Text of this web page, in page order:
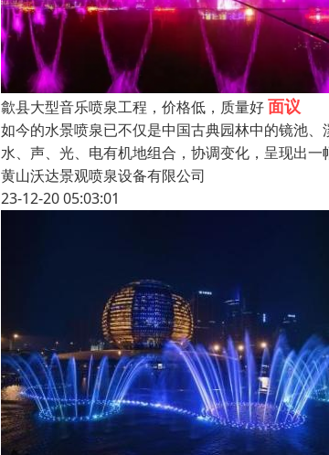
歙县大型音乐喷泉工程，价格低，质量好面议
如今的水景喷泉已不仅是中国古典园林中的镜池
水、声、光、电有机地组合，协调变化，呈现出
黄山沃达景观喷泉设备有限公司
23-12-20 05:03:01